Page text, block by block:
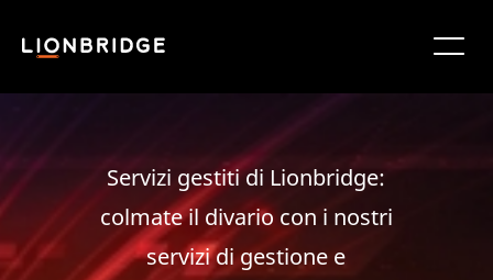
Servizi gestiti di Lionbridge:
colmate il divario con i nostri
servizi di gestione e